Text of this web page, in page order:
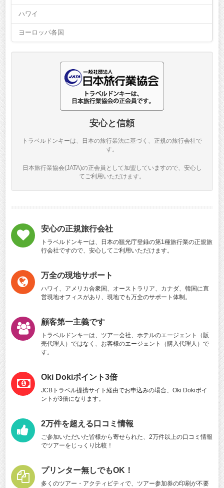
ハワイ
ヨーロッパ各国
安心と信頼
トラベルドンキーは、日本の旅行業法に基づく、正規の旅行会社で
す。
日本旅行業協会(JATA)の正会員として加盟していますので、安心し
てご利用いただけます。
安心の正規旅行会社
トラベルドンキーは、日本の観光庁登録の第1種旅行業の正規旅
行会社ですので、安心してご利用いただけます。
万全の現地サポート
ハワイ、アメリカ合衆国、オーストラリア、カナダ、韓国に直
営現地オフィスがあり、現地でも万全のサポート体制。
顧客第一主義です
トラベルドンキーは、ツアー会社、ホテルのエージェント（販
売代理人）ではなく、お客様のエージェント（購入代理人）で
す。
Oki Dokiポイント3倍
JCBトラベル提携サイト経由でお申込みの場合、Oki Dokiポイ
ントが3倍になります。
2万件を超える口コミ情報
ご参加いただいた皆様から寄せられた、2万件以上の口コミ情報
でツアーをじっくり比較！
プリンター無しでもOK！
多くのツアー・アクティビティで、ツアー参加券の印刷が不要